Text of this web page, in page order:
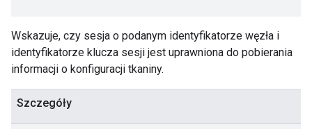
Wskazuje, czy sesja o podanym identyfikatorze węzła i
identyfikatorze klucza sesji jest uprawniona do pobierania
informacji o konfiguracji tkaniny.
Szczegóły